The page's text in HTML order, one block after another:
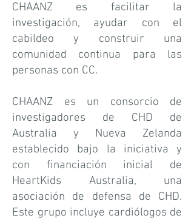
CHAANZ es facilitar la
investigación, ayudar con el
cabildeo y construir una
comunidad continua para las
personas con CC.
CHAANZ es un consorcio de
investigadores de CHD de
Australia y Nueva Zelanda
establecido bajo la iniciativa y
con financiación inicial de
HeartKids Australia, una
asociación de defensa de CHD.
Este grupo incluye cardiólogos de